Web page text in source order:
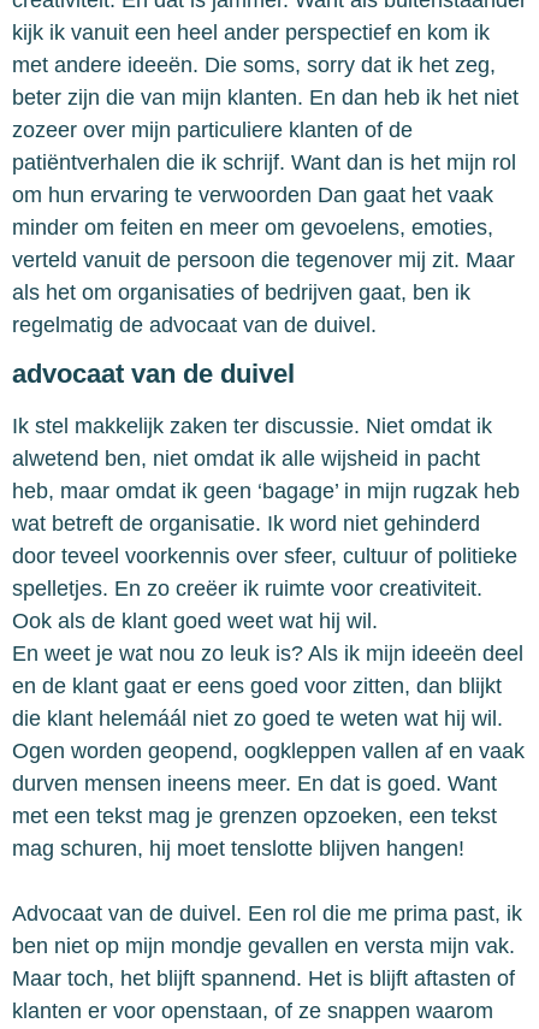
kijk ik vanuit een heel ander perspectief en kom ik
met andere ideeën. Die soms, sorry dat ik het zeg,
beter zijn die van mijn klanten. En dan heb ik het niet
zozeer over mijn particuliere klanten of de
patiëntverhalen die ik schrijf. Want dan is het mijn rol
om hun ervaring te verwoorden Dan gaat het vaak
minder om feiten en meer om gevoelens, emoties,
verteld vanuit de persoon die tegenover mij zit. Maar
als het om organisaties of bedrijven gaat, ben ik
regelmatig de advocaat van de duivel.
advocaat van de duivel
Ik stel makkelijk zaken ter discussie. Niet omdat ik
alwetend ben, niet omdat ik alle wijsheid in pacht
heb, maar omdat ik geen ‘bagage’ in mijn rugzak heb
wat betreft de organisatie. Ik word niet gehinderd
door teveel voorkennis over sfeer, cultuur of politieke
spelletjes. En zo creëer ik ruimte voor creativiteit.
Ook als de klant goed weet wat hij wil.
En weet je wat nou zo leuk is? Als ik mijn ideeën deel
en de klant gaat er eens goed voor zitten, dan blijkt
die klant helemáál niet zo goed te weten wat hij wil.
Ogen worden geopend, oogkleppen vallen af en vaak
durven mensen ineens meer. En dat is goed. Want
met een tekst mag je grenzen opzoeken, een tekst
mag schuren, hij moet tenslotte blijven hangen!
Advocaat van de duivel. Een rol die me prima past, ik
ben niet op mijn mondje gevallen en versta mijn vak.
Maar toch, het blijft spannend. Het is blijft aftasten of
klanten er voor openstaan, of ze snappen waarom